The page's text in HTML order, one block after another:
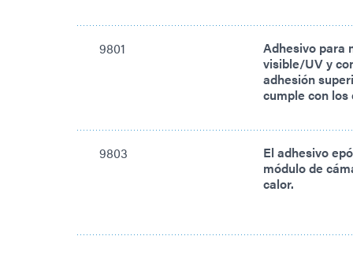
9801
Adhesivo para
visible/UV y
adhesión
cumple con
9803
El adhesivo
módulo de
calor.